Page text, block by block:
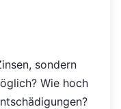
sondern
Wie hoch